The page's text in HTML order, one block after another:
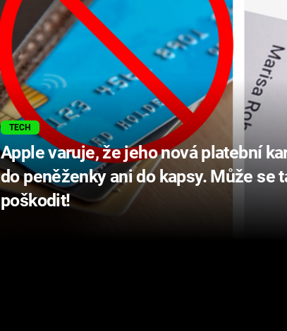
TECH
Apple varuje, že jeho nová platební
do peněženky ani do kapsy. Může se
poškodit!